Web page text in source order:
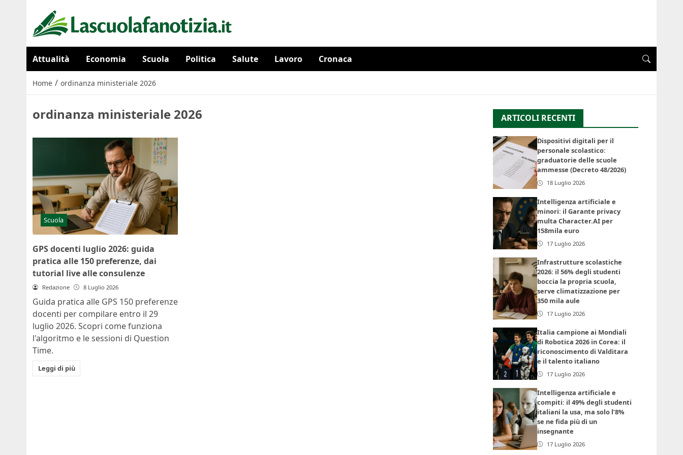
Attualità Economia Scuola Politica Salute Lavoro Cronaca
Home / ordinanza ministeriale 2026
ordinanza ministeriale 2026
Scuola
GPS docenti luglio 2026: guida
pratica alle 150 preferenze, dai
tutorial live alle consulenze
Redazione 8 Luglio 2026
Guida pratica alle GPS 150 preferenze
docenti per compilare entro il 29
luglio 2026. Scopri come funziona
l'algoritmo e le sessioni di Question
Time.
Leggi di più
ARTICOLI RECENTI
Dispositivi digitali per il
personale scolastico:
graduatorie delle scuole
ammesse (Decreto 48/2026)
18 Luglio 2026
Intelligenza artificiale e
minori: il Garante privacy
multa Character.AI per
158mila euro
17 Luglio 2026
Infrastrutture scolastiche
2026: il 56% degli studenti
boccia la propria scuola,
serve climatizzazione per
350 mila aule
17 Luglio 2026
Italia campione ai Mondiali
di Robotica 2026 in Corea: il
riconoscimento di Valditara
e il talento italiano
17 Luglio 2026
Intelligenza artificiale e
compiti: il 49% degli studenti
italiani la usa, ma solo l’8%
se ne fida più di un
insegnante
17 Luglio 2026